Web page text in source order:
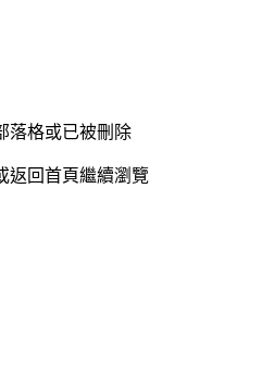
落格或已被刪除
返回首頁繼續瀏覽